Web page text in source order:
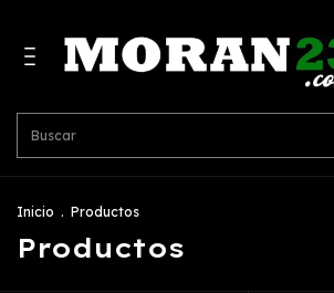
Inicio . Productos
Productos